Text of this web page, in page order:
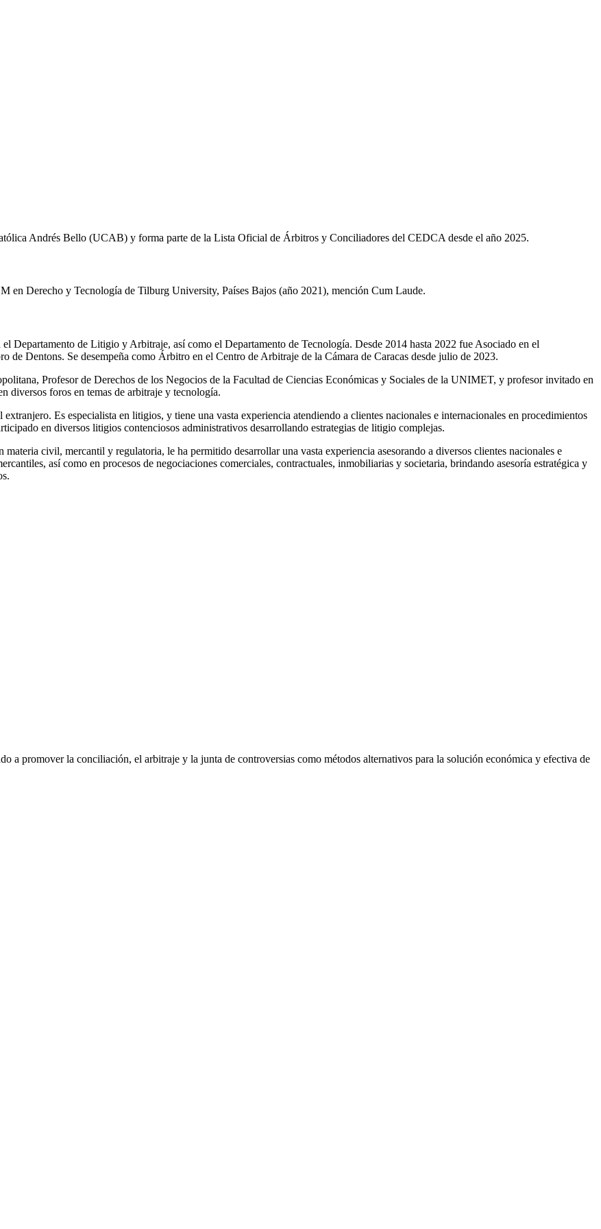
Andrés Bello (UCAB) y forma parte de la Lista Oficial de Árbitros y Conciliadores del CEDCA desde el año 2025.
Derecho y Tecnología de Tilburg University, Países Bajos (año 2021), mención Cum Laude.
Departamento de Litigio y Arbitraje, así como el Departamento de Tecnología. Desde 2014 hasta 2022 fue Asociado en el
Dentons. Se desempeña como Árbitro en el Centro de Arbitraje de la Cámara de Caracas desde julio de 2023.
Profesor de Derechos de los Negocios de la Facultad de Ciencias Económicas y Sociales de la UNIMET, y profesor invitado en
diversos foros en temas de arbitraje y tecnología.
Es especialista en litigios, y tiene una vasta experiencia atendiendo a clientes nacionales e internacionales en procedimientos
en diversos litigios contenciosos administrativos desarrollando estrategias de litigio complejas.
civil, mercantil y regulatoria, le ha permitido desarrollar una vasta experiencia asesorando a diversos clientes nacionales e
así como en procesos de negociaciones comerciales, contractuales, inmobiliarias y societaria, brindando asesoría estratégica y
a promover la conciliación, el arbitraje y la junta de controversias como métodos alternativos para la solución económica y efectiva de